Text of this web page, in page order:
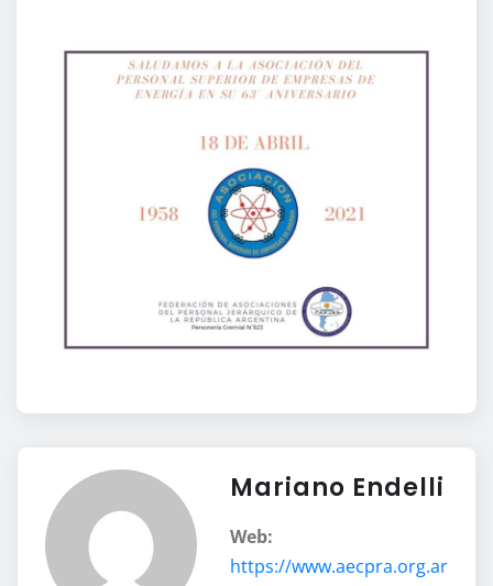
Mariano Endelli
Web:
https://www.aecpra.org.ar